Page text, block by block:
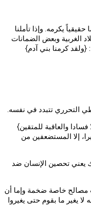
يكرمه. وإذا تأملنا
الغربية وبعض الضمانات
{ولقد كرمنا بني آدم}
التحرري تتبدد في نفسه.
والعاقبة للمتقين}
إلا المستضعفين من
يعني تحصين الإنسان ضد
مصالح خاصة ضخمة وإما أن
يغير ما بقوم حتى يغيروا